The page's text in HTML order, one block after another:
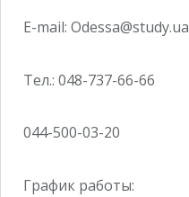
E-mail: Odessa@study.ua
Тел.: 048-737-66-66
044-500-03-20
График работы: